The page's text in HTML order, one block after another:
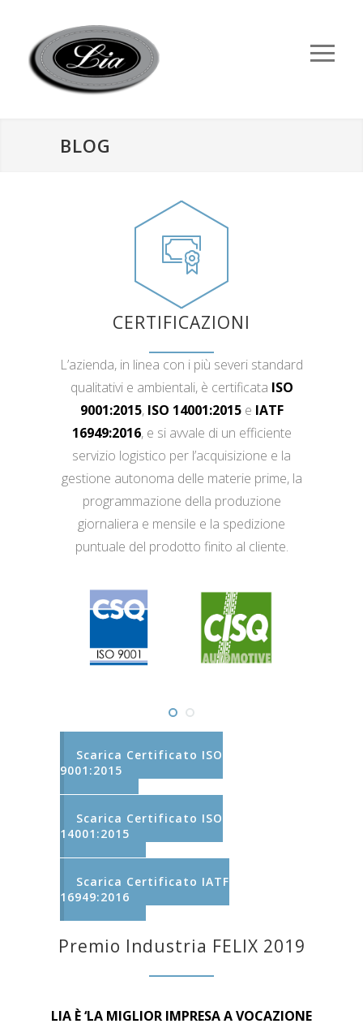
BLOG
CERTIFICAZIONI
L’azienda, in linea con i più severi standard
qualitativi e ambientali, è certificata ISO
9001:2015, ISO 14001:2015e IATF
16949:2016, e si avvale di un efficiente
servizio logistico per l’acquisizione e la
gestione autonoma delle materie prime, la
programmazione della produzione
giornaliera e mensile e la spedizione
puntuale del prodotto finito al cliente.
Scarica Certificato ISO
9001:2015
Scarica Certificato ISO
14001:2015
Scarica Certificato IATF
16949:2016
Premio Industria FELIX 2019
LIA È ‘LA MIGLIOR IMPRESA A VOCAZIONE